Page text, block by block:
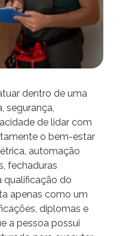
dentro de uma
segurança,
de lidar com
o bem-estar
automação
fechaduras
qualificação do
apenas como um
diplomas e
a pessoa possui